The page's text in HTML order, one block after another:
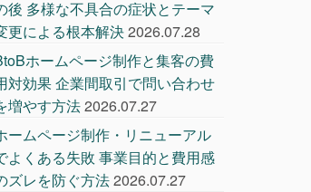
後 多様な不具合の症状とテーマ
更による根本解決2026.07.28
ホームページ制作と集客の費
対効果 企業間取引で問い合わせ
増やす方法2026.07.27
ームページ制作・リニューアル
よくある失敗 事業目的と費用感
ズレを防ぐ方法2026.07.27